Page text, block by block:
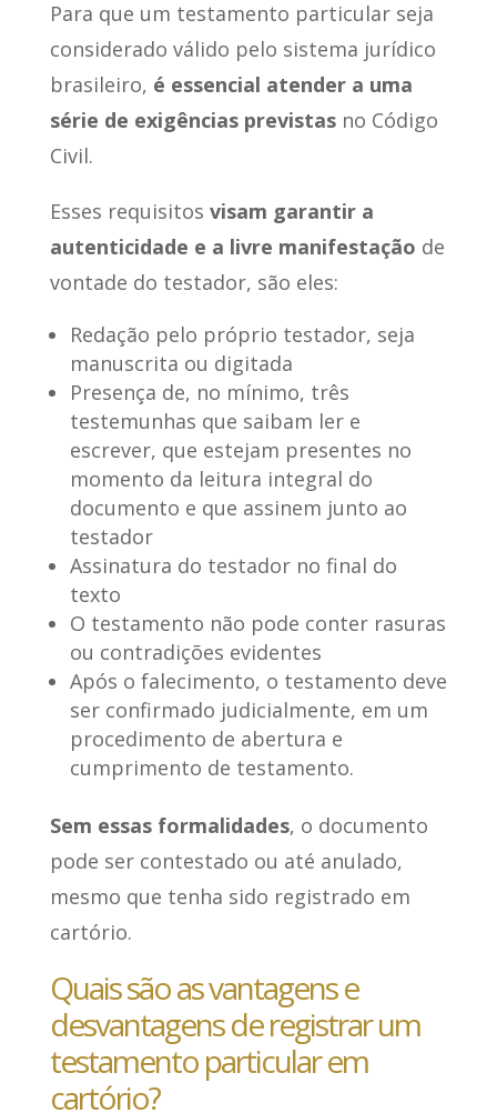
Para que um testamento particular seja
considerado válido pelo sistema jurídico
brasileiro, é essencial atender a uma
série de exigências previstasno Código
Civil.
Esses requisitos visam garantir a
autenticidade e a livre manifestação de
vontade do testador, são eles:
Redação pelo próprio testador, seja
manuscrita ou digitada
Presença de, no mínimo, três
testemunhas que saibam ler e
escrever, que estejam presentes no
momento da leitura integral do
documento e que assinem junto ao
testador
Assinatura do testador no final do
texto
O testamento não pode conter rasuras
ou contradições evidentes
Após o falecimento, o testamento deve
ser confirmado judicialmente, em um
procedimento de abertura e
cumprimento de testamento.
Sem essas formalidades, o documento
pode ser contestado ou até anulado,
mesmo que tenha sido registrado em
cartório.
Quais são as vantagens e
desvantagens de registrar um
testamento particular em
cartório?